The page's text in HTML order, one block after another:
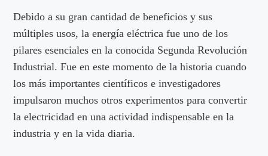
Debido a su gran cantidad de beneficios y sus
múltiples usos, la energía eléctrica fue uno de los
pilares esenciales en la conocida Segunda Revolución
Industrial. Fue en este momento de la historia cuando
los más importantes científicos e investigadores
impulsaron muchos otros experimentos para convertir
la electricidad en una actividad indispensable en la
industria y en la vida diaria.